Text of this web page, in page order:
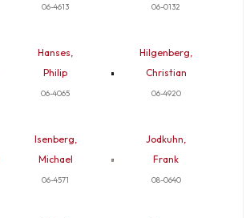
06-4613 06-0132
Hanses,
Philip
06-4065
Hilgenberg,
Christian
06-4920
Isenberg,
Michael
06-4571
Jodkuhn,
Frank
08-0640